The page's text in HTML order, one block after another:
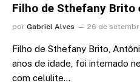
Filho de Sthefany Brito
por Gabriel Alves 26 de
Filho de Sthefany Brito,
anos de idade, foi internado
com celulite…